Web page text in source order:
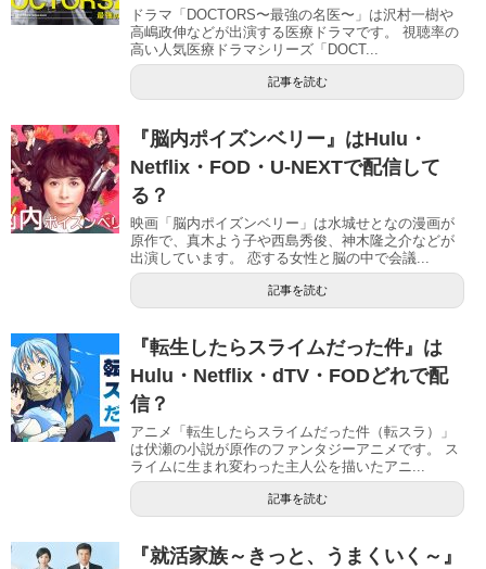
ドラマ「DOCTORS〜最強の名医〜」は沢村一樹や
高嶋政伸などが出演する医療ドラマです。 視聴率の
高い人気医療ドラマシリーズ「DOCT...
記事を読む
『脳内ポイズンベリー』はHulu・
Netflix・FOD・U-NEXTで配信して
る？
映画「脳内ポイズンベリー」は水城せとなの漫画が
原作で、真木よう子や西島秀俊、神木隆之介などが
出演しています。 恋する女性と脳の中で会議...
記事を読む
『転生したらスライムだった件』は
Hulu・Netflix・dTV・FODどれで配
信？
アニメ「転生したらスライムだった件（転スラ）」
は伏瀬の小説が原作のファンタジーアニメです。 ス
ライムに生まれ変わった主人公を描いたアニ...
記事を読む
『就活家族～きっと、うまくいく～』